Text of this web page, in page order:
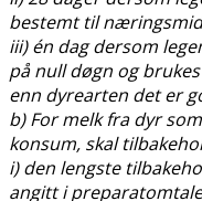
bestemt til
iii) én dag dersom
på null døgn og
enn dyrearten det er
b) For melk fra dyr
konsum, skal
i) den lengste
angitt i